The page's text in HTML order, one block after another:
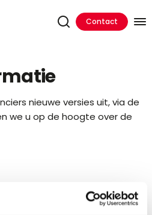
Contact
nieuwe versies uit, via de
we u op de hoogte over de